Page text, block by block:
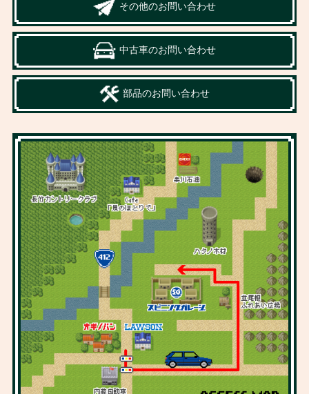
その他のお問い合わせ
中古車のお問い合わせ
部品のお問い合わせ